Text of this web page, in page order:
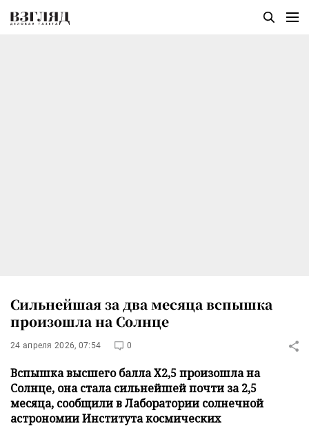
Сильнейшая за два месяца вспышка
произошла на Солнце
24 апреля 2026, 07:54 0
Вспышка высшего балла Х2,5 произошла на
Солнце, она стала сильнейшей почти за 2,5
месяца, сообщили в Лаборатории солнечной
астрономии Института космических